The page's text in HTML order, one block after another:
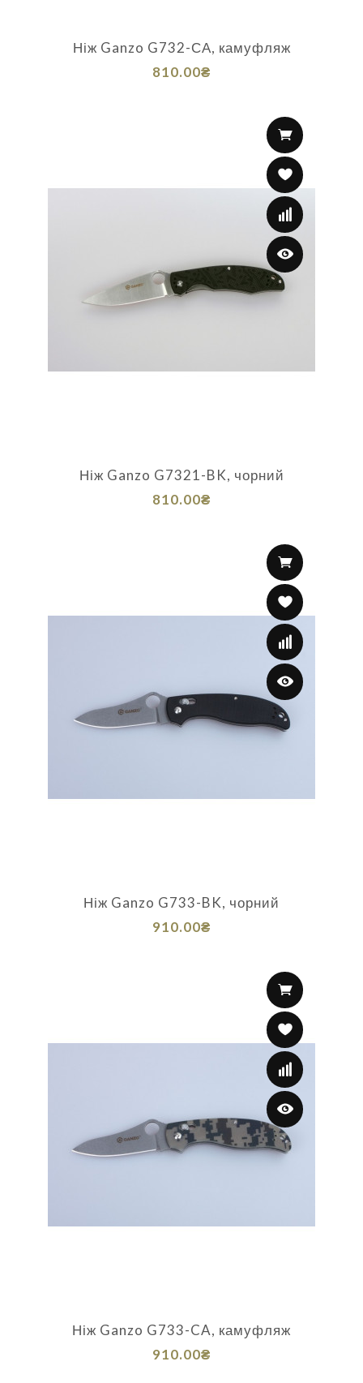
Ніж Ganzo G732-СА, камуфляж
810.00₴
Ніж Ganzo G7321-BK, чорний
810.00₴
Ніж Ganzo G733-BK, чорний
910.00₴
Ніж Ganzo G733-CA, камуфляж
910.00₴